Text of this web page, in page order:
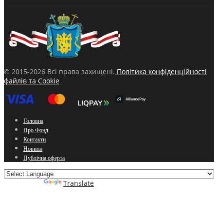
© 2015-2026 Всі права захищені. Політика конфіденційності
файлів та Cookie
Головна
Про Фонд
Контакти
Новини
Публічна оферта
Translate